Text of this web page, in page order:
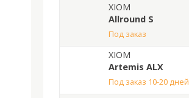
XIOM
Allround S
под заказ
XIOM
Artemis ALX
под заказ 10-20 дней